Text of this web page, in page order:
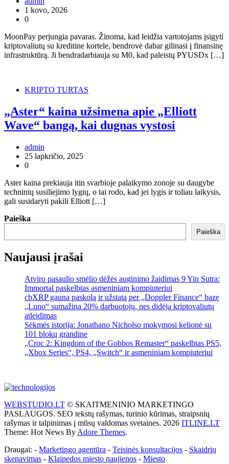
1 kovo, 2026
0
MoonPay perjungia pavaras. Žinoma, kad leidžia vartotojams įsigyti
kriptovaliutų su kreditine kortele, bendrovė dabar gilinasi į finansinę
infrastruktūrą. Ji bendradarbiauja su M0, kad paleistų PYUSDx […]
KRIPTO TURTAS
„Aster“ kaina užsimena apie „Elliott
Wave“ bangą, kai dugnas vystosi
admin
25 lapkričio, 2025
0
Aster kaina prekiauja itin svarbioje palaikymo zonoje su daugybe
techninių susiliejimo lygių, o tai rodo, kad jei lygis ir toliau laikysis,
gali susidaryti pakili Elliott […]
Paieška
Paieška
Naujausi įrašai
Atviro pasaulio smėlio dėžės auginimo žaidimas 9 Yin Sutra:
Immortal paskelbtas asmeniniam kompiuteriui
cbXRP gauna paskolą ir užstatą per „Doppler Finance“ bazę
„Luno“ sumažina 20% darbuotojų, nes didėja kriptovaliutų
atleidimas
Sėkmės istorija: Jonathano Nicholso mokymosi kelionė su
101 blokų grandine
„Croc 2: Kingdom of the Gobbos Remaster“ paskelbtas PS5,
„Xbox Series“, PS4, „Switch“ ir asmeniniam kompiuteriui
WEBSTUDIO.LT © SKAITMENINIO MARKETINGO
PASLAUGOS. SEO tekstų rašymas, turinio kūrimas, straipsnių
rašymas ir talpinimas į mūsų valdomas svetaines. 2026 ITLINE.LT
Theme: Hot News By Adore Themes.
Draugai: - Marketingo agentūra - Teisinės konsultacijos - Skaidrių
skenavimas - Klaipedos miesto naujienos - Miesto